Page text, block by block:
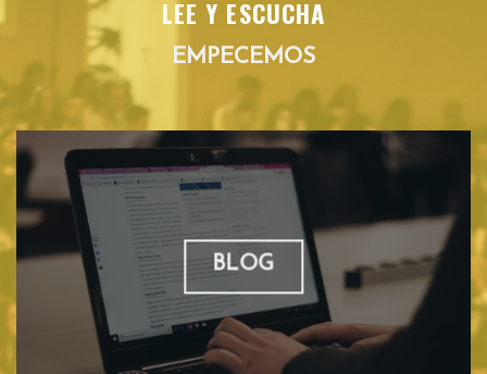
LEE Y ESCUCHA
EMPECEMOS
BLOG